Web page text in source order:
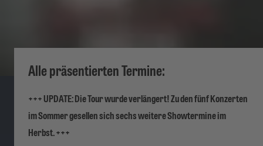
Alle präsentierten Termine:
+++ UPDATE: Die Tour wurde verlängert! Zu den fünf Konzerten
im Sommer gesellen sich sechs weitere Showtermine im
Herbst. +++